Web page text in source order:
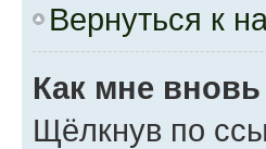
Вернуться к
Как мне
Щёлкнув по